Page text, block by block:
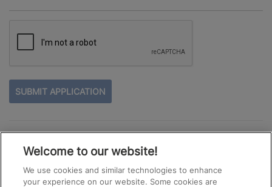
PEOPLE
SHOULD
NOT
PUT
ANYTHING
HERE.
See All Jobs
Welcome to our website!
We use cookies and similar technologies to enhance
your experience on our website. Some cookies are